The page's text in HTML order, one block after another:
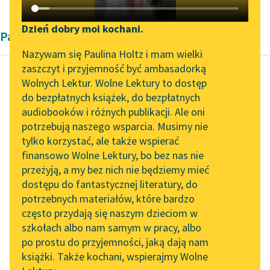
Katalog DAISY
Podkasty o książkach
Zgłoś brak utworu
Aktualności
Spotkanie z Katarzyną
Tunkiel w Oslo
Wolne Lektury na 32.
Pol’and’Rock Festivalu
„Kochanek Lady
Chatterley” do słuchania
na Wolnych Lekturach
Nowy audiobook –
„Marzenie o Oriencie”
Sophie Elkan
Kolekcja Nadwyraz.com x
Narzędzia
Mapa Wolnych Lektur
Leśmianator
Przewodnik dla piszących i
czytających
API
OAI-PMH
Widget Wolnych Lektur
Przypisy
Dzień dobry moi kochani.
Nazywam się Paulina Holtz i mam wielki
zaszczyt i przyjemność być ambasadorką
Wolnych Lektur. Wolne Lektury to dostęp
do bezpłatnych książek, do bezpłatnych
audiobooków i różnych publikacji. Ale oni
potrzebują naszego wsparcia. Musimy nie
tylko korzystać, ale także wspierać
finansowo Wolne Lektury, bo bez nas nie
przeżyją, a my bez nich nie będziemy mieć
dostępu do fantastycznej literatury, do
potrzebnych materiałów, które bardzo
często przydają się naszym dzieciom w
szkołach albo nam samym w pracy, albo
po prostu do przyjemności, jaką dają nam
książki. Także kochani, wspierajmy Wolne
Pamiętnik
Jan Kiliński
Pamiętnik
Ja, widząc, że są to
tymczasowi patrioci,
mocnom tego żałował,
com już do nich
wymówił...
Czytaj więcej